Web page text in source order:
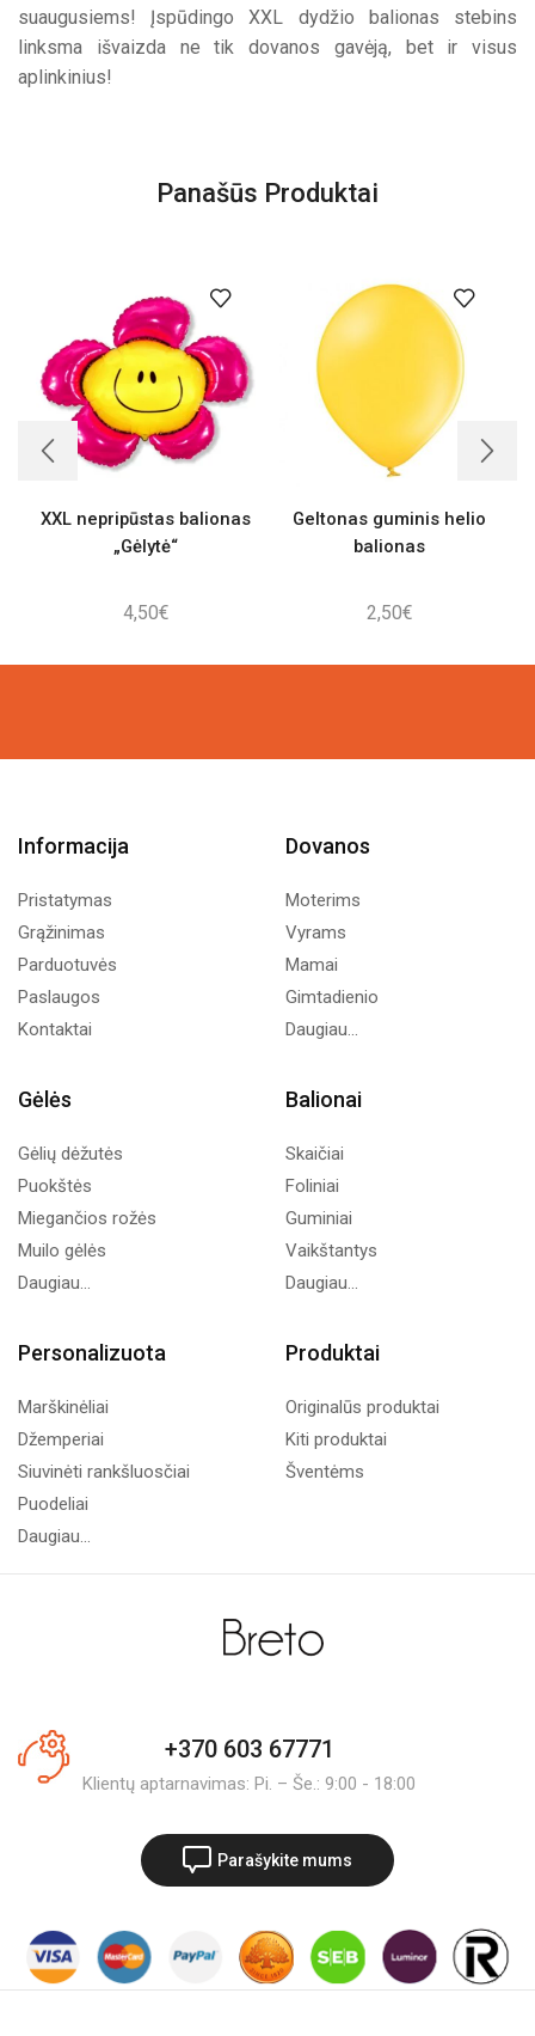
suaugusiems! Įspūdingo XXL dydžio balionas stebins
linksma išvaizda ne tik dovanos gavėją, bet ir visus
aplinkinius!
Panašūs Produktai
XXL nepripūstas balionas
„Gėlytė“
4,50€
Geltonas guminis helio
balionas
2,50€
Informacija
Pristatymas
Grąžinimas
Parduotuvės
Paslaugos
Kontaktai
Dovanos
Moterims
Vyrams
Mamai
Gimtadienio
Daugiau...
Gėlės
Gėlių dėžutės
Puokštės
Miegančios rožės
Muilo gėlės
Daugiau...
Balionai
Skaičiai
Foliniai
Guminiai
Vaikštantys
Daugiau...
Personalizuota
Marškinėliai
Džemperiai
Siuvinėti rankšluosčiai
Puodeliai
Daugiau...
Produktai
Originalūs produktai
Kiti produktai
Šventėms
+370 603 67771
Klientų aptarnavimas: Pi. – Še.: 9:00 - 18:00
Parašykite mums